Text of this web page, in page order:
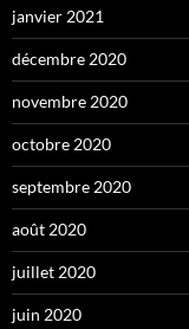
janvier 2021
décembre 2020
novembre 2020
octobre 2020
septembre 2020
août 2020
juillet 2020
juin 2020